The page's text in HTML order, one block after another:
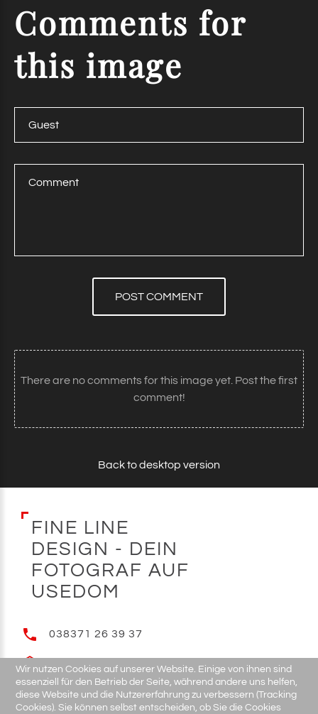
Comments for
this image
POST COMMENT
There are no comments for this image yet. Post the first
comment!
Back to desktop version
F N E L N E
D ES G N - D E N
FOTOG RA F AU F
US E DO M
038371 26 39 37
E-MAIL
Wir nutzen Cookies auf unserer Website. Einige von ihnen sind
essenziell für den Betrieb der Seite, während andere uns helfen,
diese Website und die Nutzererfahrung zu verbessern (Tracking
Cookies). Sie können selbst entscheiden, ob Sie die Cookies